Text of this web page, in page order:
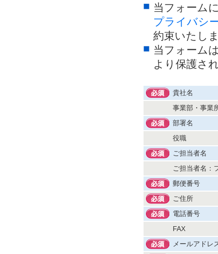
当フォーム
プライバシ
約束いたし
当フォーム
より保護さ
貴社名
事業部・事業
部署名
役職
ご担当者名
ご担当者名：
郵便番号
ご住所
電話番号
FAX
メールアドレ